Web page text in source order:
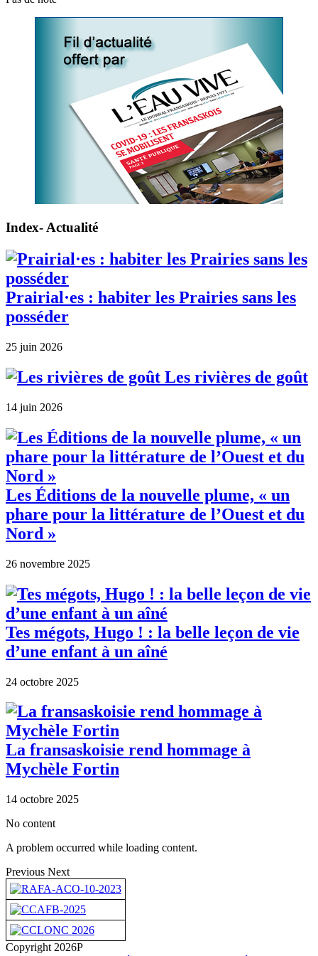
Index- Actualité
Prairial·es : habiter les Prairies sans les
posséder
25 juin 2026
Les rivières de goût
14 juin 2026
Les Éditions de la nouvelle plume, « un
phare pour la littérature de l’Ouest et du
Nord »
26 novembre 2025
Tes mégots, Hugo ! : la belle leçon de vie
d’une enfant à un aîné
24 octobre 2025
La fransaskoisie rend hommage à
Mychèle Fortin
14 octobre 2025
No content
A problem occurred while loading content.
Previous Next
Copyright 2026P